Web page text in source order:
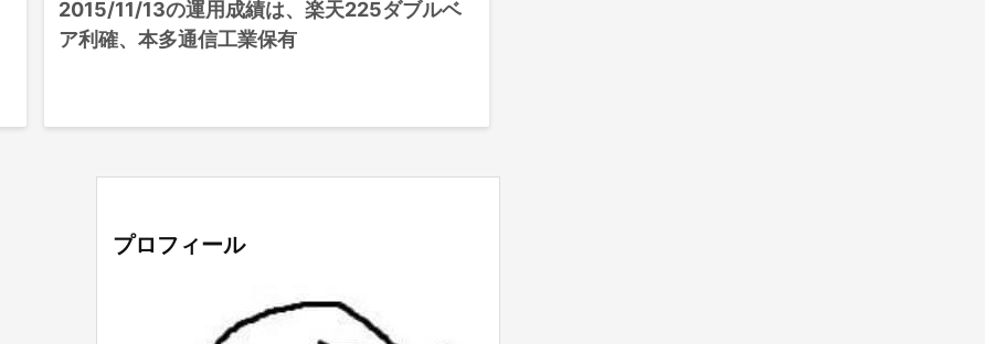
2015/11/13の運用成績は、楽天225ダブルベ
ア利確、本多通信工業保有
プロフィール